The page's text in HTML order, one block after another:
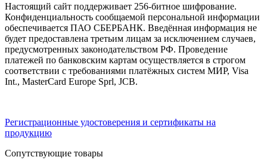
Настоящий сайт поддерживает 256-битное шифрование.
Конфиденциальность сообщаемой персональной информации
обеспечивается ПАО СБЕРБАНК. Введённая информация не
будет предоставлена третьим лицам за исключением случаев,
предусмотренных законодательством РФ. Проведение
платежей по банковским картам осуществляется в строгом
соответствии с требованиями платёжных систем МИР, Visa
Int., MasterCard Europe Sprl, JCB.
Регистрационные удостоверения и сертификаты на
продукцию
Сопутствующие товары